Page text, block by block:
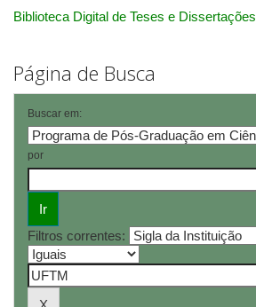
Biblioteca Digital de Teses e Dissertações
Página de Busca
Buscar em:
por
Filtros correntes: